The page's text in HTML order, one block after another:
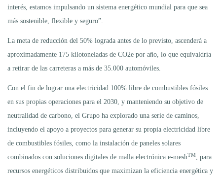
interés, estamos impulsando un sistema energético mundial para que sea
más sostenible, flexible y seguro”.
La meta de reducción del 50% lograda antes de lo previsto, ascenderá a
aproximadamente 175 kilotoneladas de CO2e por año, lo que equivaldría
a retirar de las carreteras a más de 35.000 automóviles.
Con el fin de lograr una electricidad 100% libre de combustibles fósiles
en sus propias operaciones para el 2030, y manteniendo su objetivo de
neutralidad de carbono, el Grupo ha explorado una serie de caminos,
incluyendo el apoyo a proyectos para generar su propia electricidad libre
de combustibles fósiles, como la instalación de paneles solares
combinados con soluciones digitales de malla electrónica e-meshTM
, para
recursos energéticos distribuidos que maximizan la eficiencia energética y